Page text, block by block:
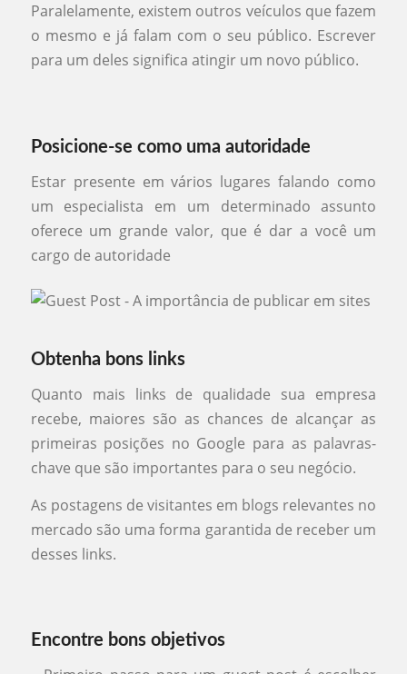
Paralelamente, existem outros veículos que fazem
o mesmo e já falam com o seu público. Escrever
para um deles significa atingir um novo público.
Posicione-se como uma autoridade
Estar presente em vários lugares falando como
um especialista em um determinado assunto
oferece um grande valor, que é dar a você um
cargo de autoridade
Obtenha bons links
Quanto mais links de qualidade sua empresa
recebe, maiores são as chances de alcançar as
primeiras posições no Google para as palavras-
chave que são importantes para o seu negócio.
As postagens de visitantes em blogs relevantes no
mercado são uma forma garantida de receber um
desses links.
Encontre bons objetivos